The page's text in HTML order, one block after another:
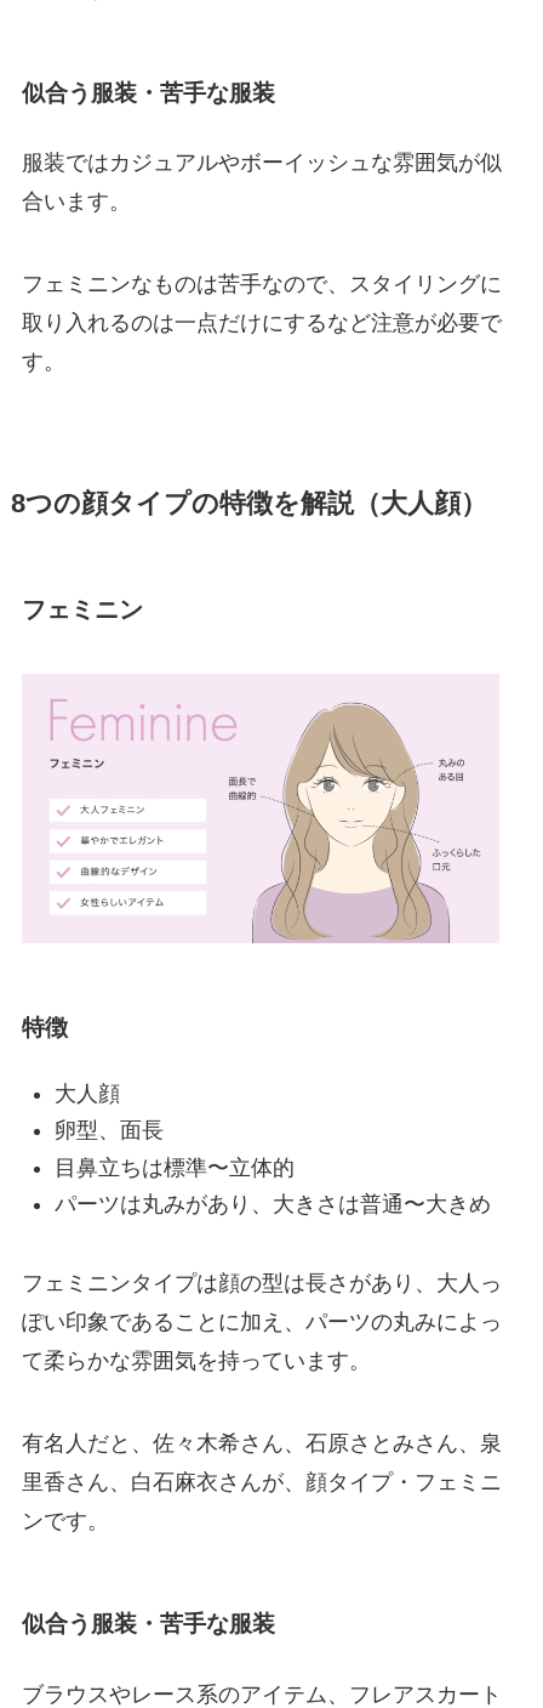
似合う服装・苦手な服装
服装ではカジュアルやボーイッシュな雰囲気が似
合います。
フェミニンなものは苦手なので、スタイリングに
取り入れるのは一点だけにするなど注意が必要で
す。
8つの顔タイプの特徴を解説（大人顔）
フェミニン
特徴
大人顔
卵型、面長
目鼻立ちは標準〜立体的
パーツは丸みがあり、大きさは普通〜大きめ
フェミニンタイプは顔の型は長さがあり、大人っ
ぽい印象であることに加え、パーツの丸みによっ
て柔らかな雰囲気を持っています。
有名人だと、佐々木希さん、石原さとみさん、泉
里香さん、白石麻衣さんが、顔タイプ・フェミニ
ンです。
似合う服装・苦手な服装
ブラウスやレース系のアイテム、フレアスカート